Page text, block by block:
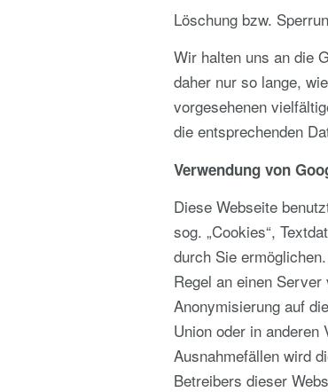
Löschung bzw.
Wir halten uns an die
daher nur so lange,
vorgesehenen
die entsprechenden
Verwendung von
Diese Webseite
sog. „Cookies“,
durch Sie
Regel an einen
Anonymisierung auf
Union oder in
Ausnahmefällen wird
Betreibers dieser